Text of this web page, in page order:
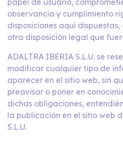
papel de usuario,
observancia y cumplimiento
disposiciones aquí
otra disposición legal que
ADALTRA IBERIA S.L.U. se
modificar cualquier tipo de
aparecer en el sitio web, sin
preavisar o poner en
dichas obligaciones,
la publicación en el sitio web
S.L.U.